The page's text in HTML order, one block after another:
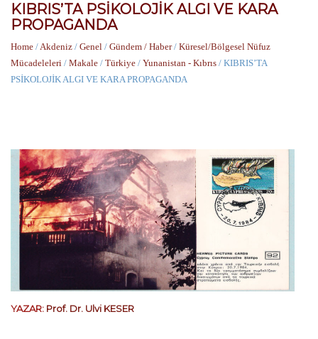
KIBRIS’TA PSİKOLOJİK ALGI VE KARA
PROPAGANDA
Home /Akdeniz / Genel / Gündem / Haber/ Küresel/Bölgesel Nüfuz
Mücadeleleri / Makale / Türkiye / Yunanistan - Kıbrıs / KIBRIS’TA
PSİKOLOJİK ALGI VE KARA PROPAGANDA
YAZAR: Prof. Dr. Ulvi KESER